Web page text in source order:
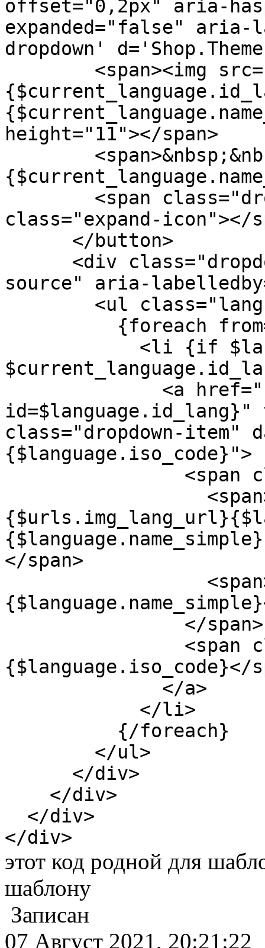
offset="0,2px" aria-
expanded="false" aria-
dropdown'
<span><img
height="11"></span>
<span
class="expand-icon"></
</button>
<div
source" aria-
<ul
{foreach
<li {if
<a href="{url
class="dropdown-item"
{$language.iso_code}">
<span
</span>
</span>
<span
{$language.iso_code}</
</a>
</li>
{/foreach}
</ul>
</div>
</div>
</div>
</div>
этот код родной для
шаблону
Записан
07 Август 2021, 20:21:22